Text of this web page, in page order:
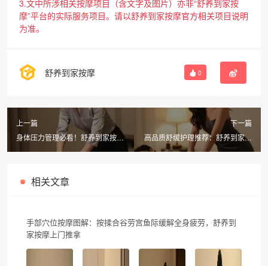
3.文中所涉相关按摩项目（含文字及图片）亦非“舒养到家按
摩”平台的实际服务项目。请以舒养到家按摩官方相关项目说明
为准。
舒养到家按摩 0
上一篇
身体压力管理必看！舒养到家按摩
上门SPA，30分钟缓解疲劳
下一篇
高品质舒缓护理推荐：舒养到家按
摩，上门推拿/同城SPA30分钟速
相关文章
手部穴位按摩图解：按揉合谷劳宫鱼际缓解全身疲劳，舒养到
家按摩上门推拿